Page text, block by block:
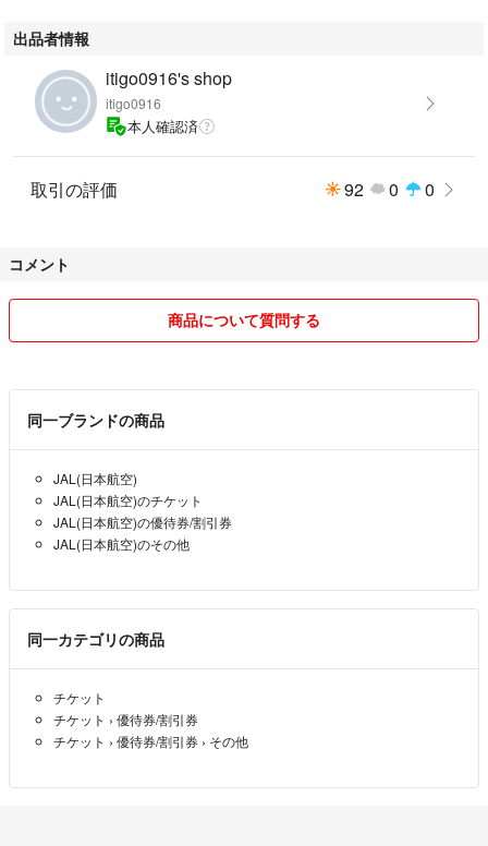
出品者情報
itigo0916's shop
itigo0916
本人確認済
取引の評価 92 0 0
コメント
商品について質問する
同一ブランドの商品
JAL(日本航空)
JAL(日本航空)のチケット
JAL(日本航空)の優待券/割引券
JAL(日本航空)のその他
同一カテゴリの商品
チケット
チケット › 優待券/割引券
チケット › 優待券/割引券 › その他